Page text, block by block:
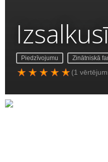
Piedzīvojumu Zinātniskā
(1